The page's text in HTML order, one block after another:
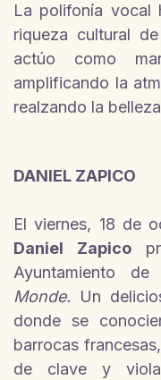
La polifonía vocal
riqueza cultural
actúo como
amplificando la
realzando la
DANIEL ZAPICO
El viernes, 18 de
Daniel Zapico
Ayuntamiento
Monde. Un
donde se
barrocas
de clave y